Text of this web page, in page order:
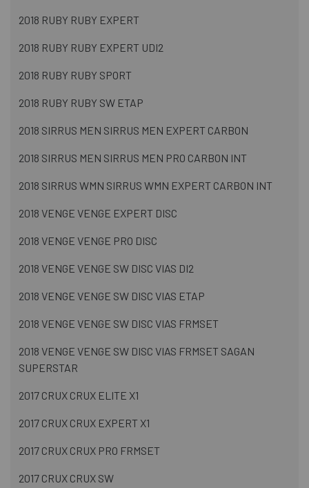
2018 RUBY RUBY EXPERT
2018 RUBY RUBY EXPERT UDI2
2018 RUBY RUBY SPORT
2018 RUBY RUBY SW ETAP
2018 SIRRUS MEN SIRRUS MEN EXPERT CARBON
2018 SIRRUS MEN SIRRUS MEN PRO CARBON INT
2018 SIRRUS WMN SIRRUS WMN EXPERT CARBON INT
2018 VENGE VENGE EXPERT DISC
2018 VENGE VENGE PRO DISC
2018 VENGE VENGE SW DISC VIAS DI2
2018 VENGE VENGE SW DISC VIAS ETAP
2018 VENGE VENGE SW DISC VIAS FRMSET
2018 VENGE VENGE SW DISC VIAS FRMSET SAGAN
SUPERSTAR
2017 CRUX CRUX ELITE X1
2017 CRUX CRUX EXPERT X1
2017 CRUX CRUX PRO FRMSET
2017 CRUX CRUX SW